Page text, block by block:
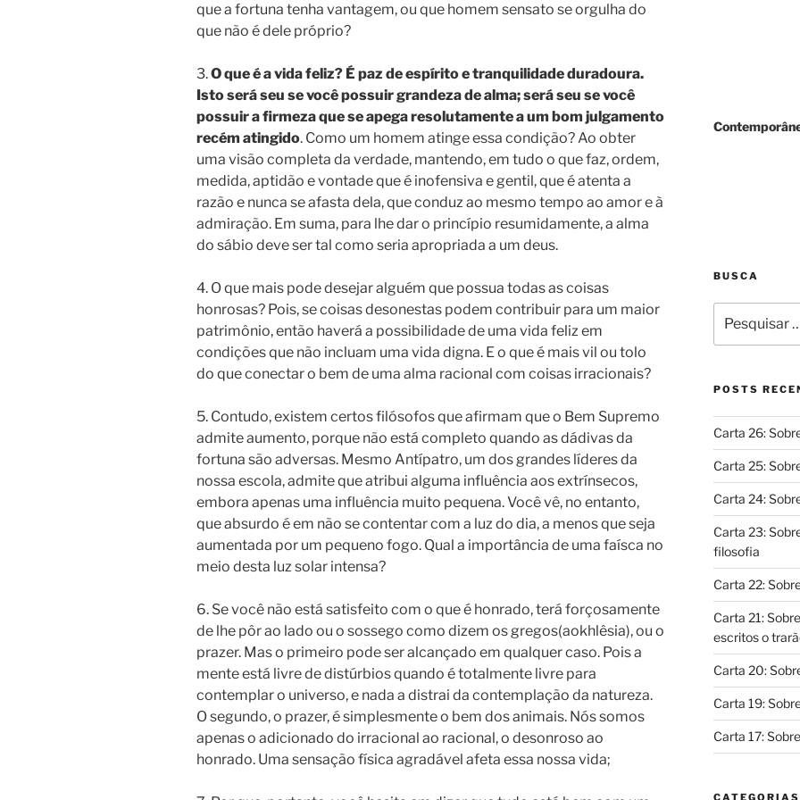
que a fortuna tenha vantagem, ou que homem sensato se orgulha do
que não é dele próprio?
3.O que é a vida feliz? É paz de espírito e tranquilidade duradoura.
Isto será seu se você possuir grandeza de alma; será seu se você
possuir a firmeza que se apega resolutamente a um bom julgamento
recém atingido. Como um homem atinge essa condição? Ao obter
uma visão completa da verdade, mantendo, em tudo o que faz, ordem,
medida, aptidão e vontade que é inofensiva e gentil, que é atenta a
razão e nunca se afasta dela, que conduz ao mesmo tempo ao amor e à
admiração. Em suma, para lhe dar o princípio resumidamente, a alma
do sábio deve ser tal como seria apropriada a um deus.
4. O que mais pode desejar alguém que possua todas as coisas
honrosas? Pois, se coisas desonestas podem contribuir para um maior
patrimônio, então haverá a possibilidade de uma vida feliz em
condições que não incluam uma vida digna. E o que é mais vil ou tolo
do que conectar o bem de uma alma racional com coisas irracionais?
5. Contudo, existem certos filósofos que afirmam que o Bem Supremo
admite aumento, porque não está completo quando as dádivas da
fortuna são adversas. Mesmo Antípatro, um dos grandes líderes da
nossa escola, admite que atribui alguma influência aos extrínsecos,
embora apenas uma influência muito pequena. Você vê, no entanto,
que absurdo é em não se contentar com a luz do dia, a menos que seja
aumentada por um pequeno fogo. Qual a importância de uma faísca no
meio desta luz solar intensa?
6. Se você não está satisfeito com o que é honrado, terá forçosamente
de lhe pôr ao lado ou o sossego como dizem os gregos(aokhlêsia), ou o
prazer. Mas o primeiro pode ser alcançado em qualquer caso. Pois a
mente está livre de distúrbios quando é totalmente livre para
contemplar o universo, e nada a distrai da contemplação da natureza.
O segundo, o prazer, é simplesmente o bem dos animais. Nós somos
apenas o adicionado do irracional ao racional, o desonroso ao
honrado. Uma sensação física agradável afeta essa nossa vida;
BUSCA
por:
POSTS
Carta 26:
Carta 25:
Carta 24:
Carta 23:
filosofia
Carta 22:
Carta 21:
escritos o
Carta 20:
Carta 19:
Carta 17:
CATEGORIAS